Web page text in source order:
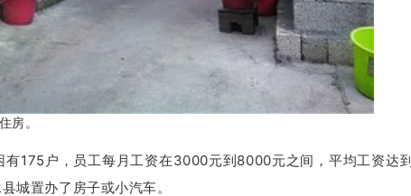
房。
有175户 ，员工每月工资在3000元到 8000元之间，平均工资达到
城置办了房子或小汽车。